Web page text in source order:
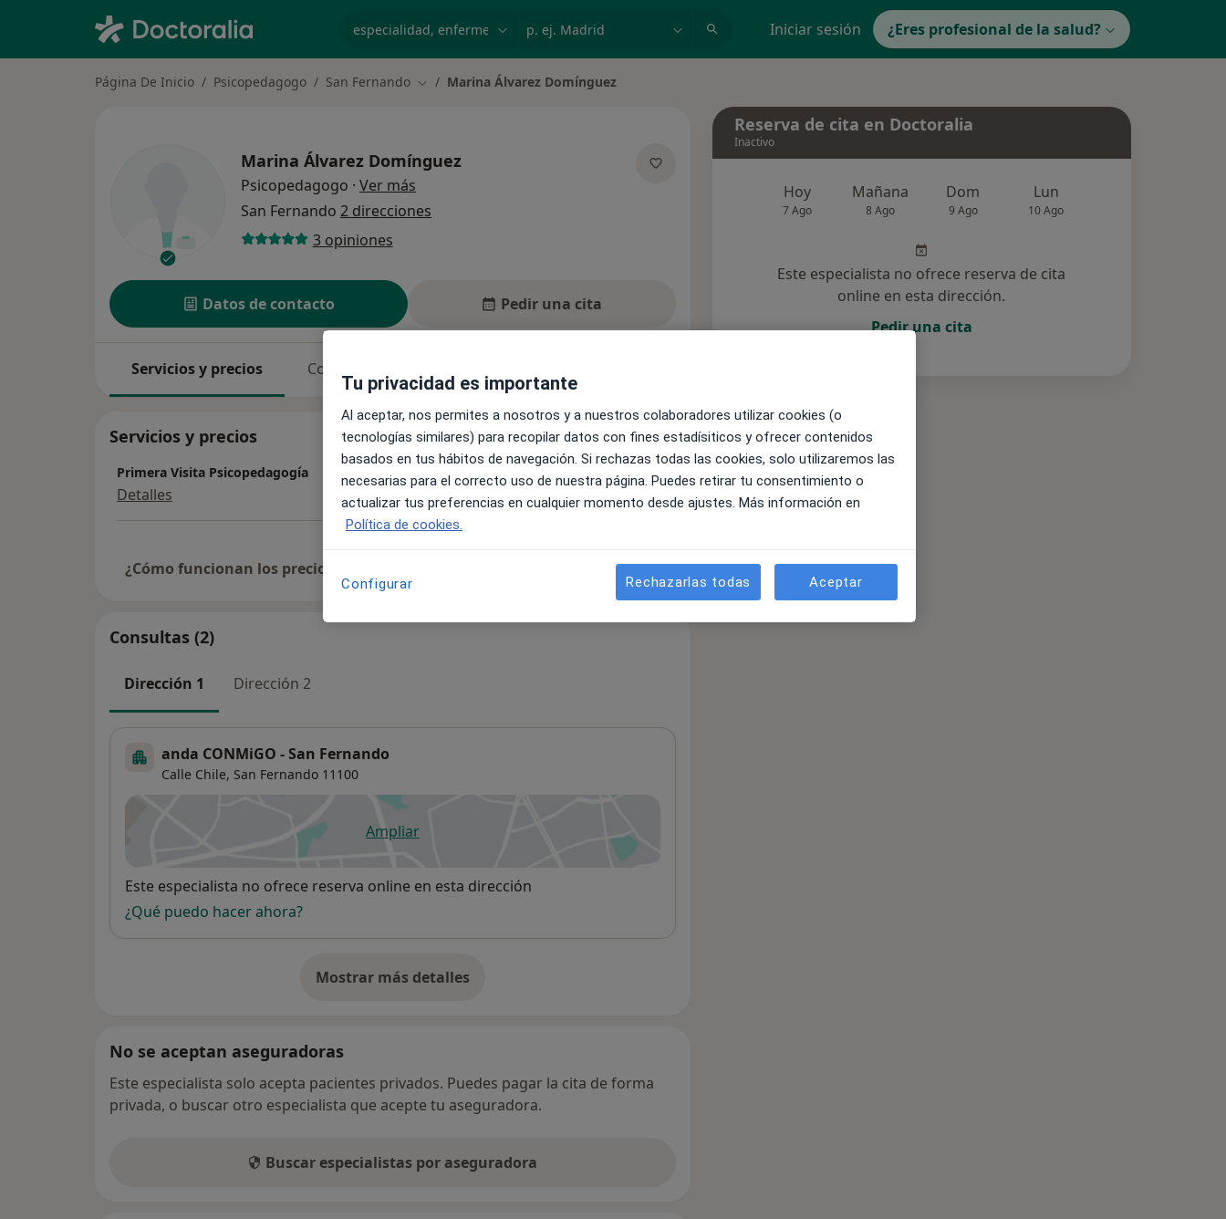
Iniciar sesión ¿Eres profesional de la salud?
Página De Inicio Psicopedagogo San Fernando Cambiar de ciudad
Marina Álvarez Domínguez
Marina Álvarez Domínguez
Psicopedagogo · Ver más
San Fernando 2 direcciones
3 opiniones
Datos de contacto Pedir una cita
Servicios y precios Consultas
Servicios y precios
Primera Visita Psicopedagogía
Detalles
¿Cómo funcionan los precios?
Consultas (2)
Dirección 1 Dirección 2
anda CONMiGO - San Fernando
Calle Chile, San Fernando 11100
Ampliarse abre en una nueva pestaña
Disponibilidad
Este especialista no ofrece reserva online en esta dirección
¿Qué puedo hacer ahora?
Mostrar más detalles
sobre la dirección
No se aceptan aseguradoras
Este especialista solo acepta pacientes privados. Puedes pagar la cita de forma
privada, o buscar otro especialista que acepte tu aseguradora.
Buscar especialistas por aseguradora
Reserva de cita en Doctoralia
Inactivo
Hoy
7 Ago
Mañana
8 Ago
Dom
9 Ago
Lun
10 Ago
Este especialista no ofrece reserva de cita
online en esta dirección.
Pedir una cita
Tu privacidad es importante
Al aceptar, nos permites a nosotros y a nuestros colaboradores utilizar cookies (o
tecnologías similares) para recopilar datos con fines estadísiticos y ofrecer contenidos
basados en tus hábitos de navegación. Si rechazas todas las cookies, solo utilizaremos las
necesarias para el correcto uso de nuestra página. Puedes retirar tu consentimiento o
actualizar tus preferencias en cualquier momento desde ajustes. Más información en
Política de cookies.
Configurar Rechazarlas todas Aceptar